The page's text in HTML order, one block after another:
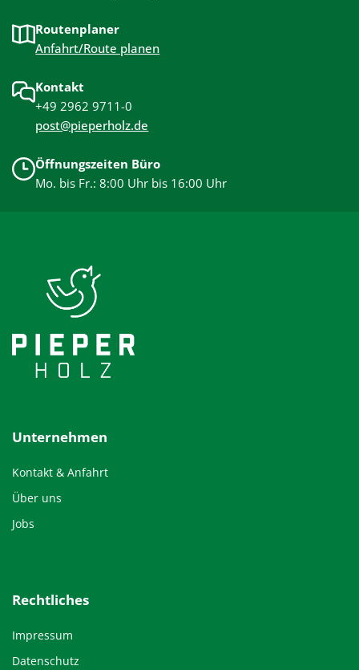
Routenplaner
Anfahrt/Route planen
Kontakt
+49 2962 9711-0
post@pieperholz.de
Öffnungszeiten Büro
Mo. bis Fr.: 8:00 Uhr bis 16:00 Uhr
Unternehmen
Kontakt & Anfahrt
Über uns
Jobs
Rechtliches
Impressum
Datenschutz